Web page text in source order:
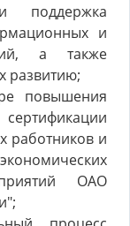
поддержка
и
а также
развитию;
повышения
работников и
ОАО